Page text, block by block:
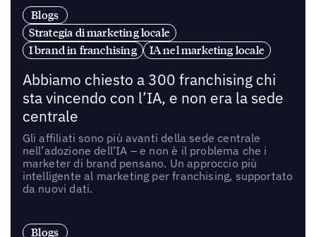
Blogs
Strategia di marketing locale
I brand in franchising
IA nel marketing locale
Abbiamo chiesto a 300 franchising chi
sta vincendo con l’IA, e non era la sede
centrale
Gli affiliati sono più avanti della sede centrale
nell’adozione dell’IA – e non è il problema che i
marketer di brand pensano. Un approccio più
intelligente al marketing per franchising, supportato
da nuovi dati.
Blogs